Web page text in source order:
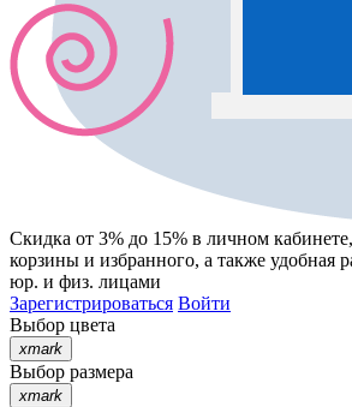
Скидка от 3% до 15% в личном
корзины и избранного, а также удобная
юр. и физ. лицами
Зарегистрироваться Войти
Выбор цвета
xmark
Выбор размера
xmark